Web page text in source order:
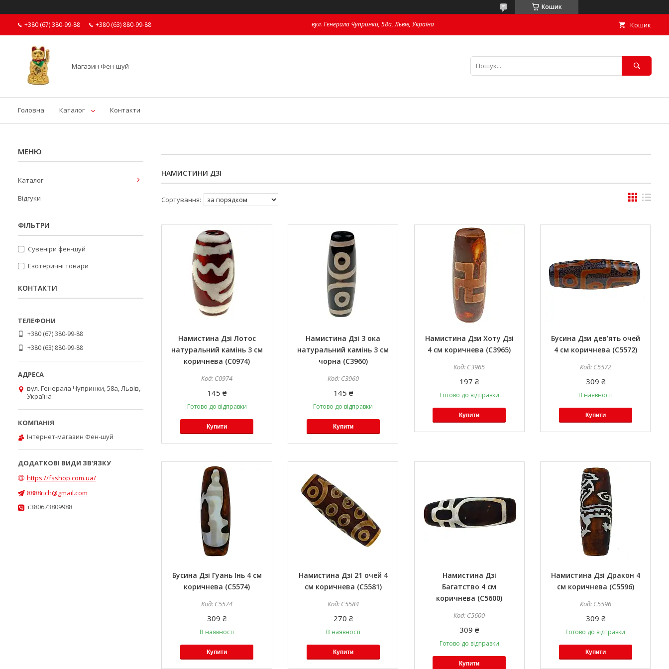
Кошик
+380 (67) 380-99-88 +380 (63) 880-99-88 вул. Генерала Чупринки, 58а, Львів, Україна Кошик
Магазин Фен-шуй
Головна Каталог Контакти
НАМИСТИНИ ДЗІ
Намистина Дзі Лотос
натуральний камінь 3 см
коричнева (C0974)
С0974
145 ₴
Готово до відправки
Купити
Намистина Дзі 3 ока
натуральний камінь 3 см
чорна (C3960)
C3960
145 ₴
Готово до відправки
Купити
Намистина Дзи Хоту Дзі
4 см коричнева (C3965)
C3965
197 ₴
Готово до відправки
Купити
Бусина Дзи дев'ять очей
4 см коричнева (C5572)
C5572
309 ₴
В наявності
Купити
Бусина Дзі Гуань Інь 4 см
коричнева (C5574)
C5574
309 ₴
В наявності
Купити
Намистина Дзі 21 очей 4
см коричнева (C5581)
C5584
270 ₴
В наявності
Купити
Намистина Дзі
Багатство 4 см
коричнева (C5600)
C5600
309 ₴
Готово до відправки
Купити
Намистина Дзі Дракон 4
см коричнева (C5596)
C5596
309 ₴
Готово до відправки
Купити
Каталог
Відгуки
ФІЛЬТРИ
Сувеніри фен-шуй
Езотеричні товари
КОНТАКТИ
+380 (67) 380-99-88
+380 (63) 880-99-88
вул. Генерала Чупринки, 58а, Львів,
Україна
Інтернет-магазин Фен-шуй
https://fsshop.com.ua/
8888rich@gmail.com
+380673809988